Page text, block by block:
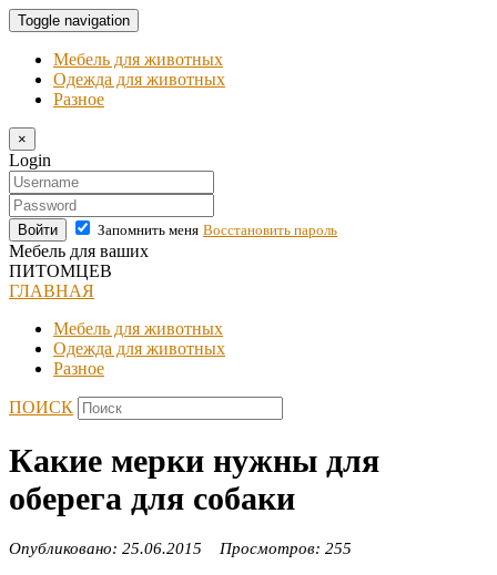
Toggle navigation
Мебель для животных
Одежда для животных
Разное
×
Login
Войти Запомнить меня Восстановить пароль
Мебель для ваших
ПИТОМЦЕВ
ГЛАВНАЯ
Мебель для животных
Одежда для животных
Разное
ПОИСК
Какие мерки нужны для
оберега для собаки
Опубликовано: 25.06.2015 Просмотров: 255